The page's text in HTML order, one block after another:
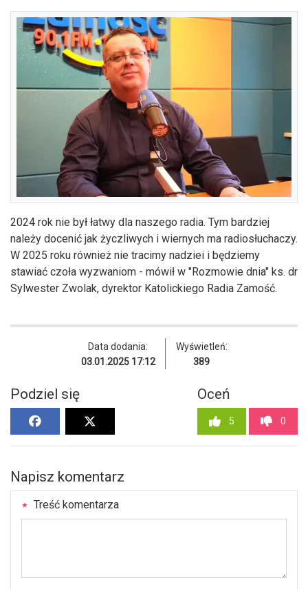
2024 rok nie był łatwy dla naszego radia. Tym bardziej
należy docenić jak życzliwych i wiernych ma radiosłuchaczy.
W 2025 roku również nie tracimy nadziei i będziemy
stawiać czoła wyzwaniom - mówił w "Rozmowie dnia" ks. dr
Sylwester Zwolak, dyrektor Katolickiego Radia Zamość.
Data dodania:
03.01.2025 17:12
Wyświetleń:
389
Podziel się Oceń
5 0
Napisz komentarz
Treść komentarza